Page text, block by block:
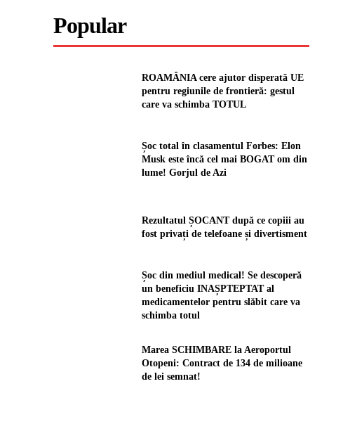
Popular
ROAMÂNIA cere ajutor disperată UE
pentru regiunile de frontieră: gestul
care va schimba TOTUL
Șoc total în clasamentul Forbes: Elon
Musk este încă cel mai BOGAT om din
lume! Gorjul de Azi
Rezultatul ȘOCANT după ce copiii au
fost privați de telefoane și divertisment
Șoc din mediul medical! Se descoperă
un beneficiu INAȘPTEPTAT al
medicamentelor pentru slăbit care va
schimba totul
Marea SCHIMBARE la Aeroportul
Otopeni: Contract de 134 de milioane
de lei semnat!